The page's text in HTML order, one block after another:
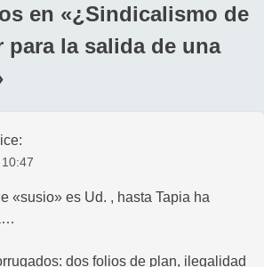
en «¿Sindicalismo de
para la salida de una
«susio» es Ud. , hasta Tapia ha
dos folios de plan, ilegalidad